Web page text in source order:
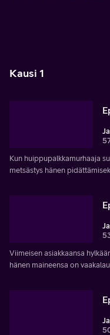
Kausi 1
Kun huippupalkkamurhaaja
metsästys hänen
Viimeisen asiakkaansa
hänen maineensa on